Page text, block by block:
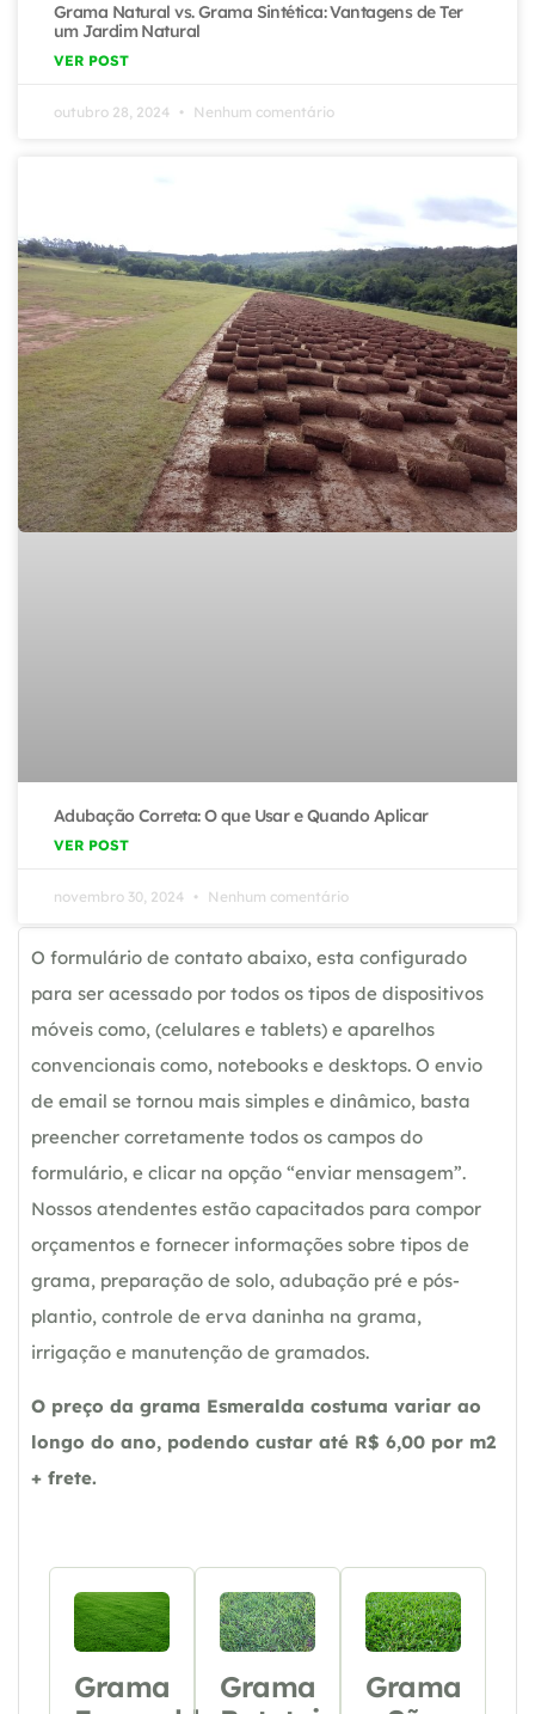
Grama Natural vs. Grama Sintética: Vantagens de Ter
um Jardim Natural
VER POST
outubro 28, 2024 Nenhum comentário
Adubação Correta: O que Usar e Quando Aplicar
VER POST
novembro 30, 2024 Nenhum comentário
O formulário de contato abaixo, esta configurado
para ser acessado por todos os tipos de dispositivos
móveis como, (celulares e tablets) e aparelhos
convencionais como, notebooks e desktops. O envio
de email se tornou mais simples e dinâmico, basta
preencher corretamente todos os campos do
formulário, e clicar na opção “enviar mensagem”.
Nossos atendentes estão capacitados para compor
orçamentos e fornecer informações sobre tipos de
grama, preparação de solo, adubação pré e pós-
plantio, controle de erva daninha na grama,
irrigação e manutenção de gramados.
O preço da grama Esmeralda costuma variar ao
longo do ano, podendo custar até R$ 6,00 por m2
+ frete.
Grama
Grama
Grama